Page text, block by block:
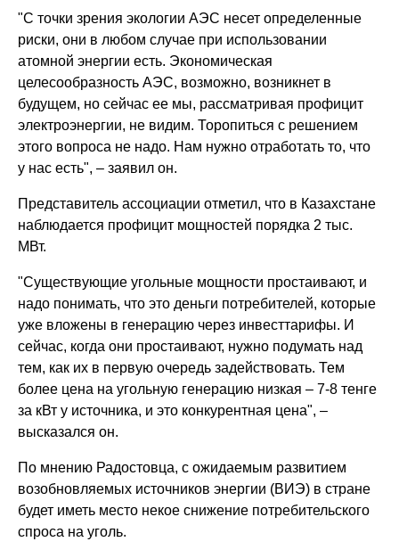
"С точки зрения экологии АЭС несет определенные
риски, они в любом случае при использовании
атомной энергии есть. Экономическая
целесообразность АЭС, возможно, возникнет в
будущем, но сейчас ее мы, рассматривая профицит
электроэнергии, не видим. Торопиться с решением
этого вопроса не надо. Нам нужно отработать то, что
у нас есть", – заявил он.
Представитель ассоциации отметил, что в Казахстане
наблюдается профицит мощностей порядка 2 тыс.
МВт.
"Существующие угольные мощности простаивают, и
надо понимать, что это деньги потребителей, которые
уже вложены в генерацию через инвесттарифы. И
сейчас, когда они простаивают, нужно подумать над
тем, как их в первую очередь задействовать. Тем
более цена на угольную генерацию низкая – 7-8 тенге
за кВт у источника, и это конкурентная цена", –
высказался он.
По мнению Радостовца, с ожидаемым развитием
возобновляемых источников энергии (ВИЭ) в стране
будет иметь место некое снижение потребительского
спроса на уголь.